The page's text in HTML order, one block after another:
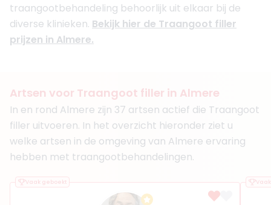
Bekijk artsprofiel
Aantal jaar ervaring9 jaar
Klinieken
Nationaal Huidcentrum
Boek consult
Bekijk artsprofiel
traangootbehandeling behoorlijk uit elkaar bij de
diverse klinieken. Bekijk hier de Traangoot filler
prijzen in Almere.
Artsen voor Traangoot filler in Almere
In en rond Almere zijn 37 artsen actief die Traangoot
filler uitvoeren. In het overzicht hieronder ziet u
welke artsen in de omgeving van Almere ervaring
hebben met traangootbehandelingen.
Vaak geboekt